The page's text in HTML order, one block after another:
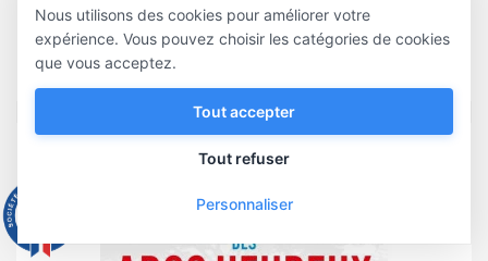
Ordonnances en Psychiatrie et...
Nous utilisons des cookies pour améliorer votre
expérience. Vous pouvez choisir les catégories de cookies
que vous acceptez.
Tout accepter
Tout refuser
Personnaliser